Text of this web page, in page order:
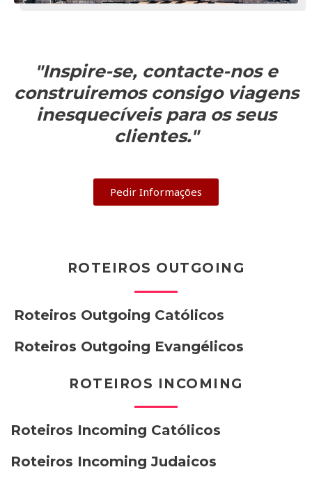
"Inspire-se, contacte-nos e
construiremos consigo viagens
inesquecíveis para os seus
clientes."
Pedir Informações
ROTEIROS OUTGOING
Roteiros Outgoing Católicos
Roteiros Outgoing Evangélicos
ROTEIROS INCOMING
Roteiros Incoming Católicos
Roteiros Incoming Judaicos